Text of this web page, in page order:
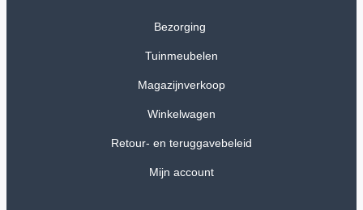
Bezorging
Tuinmeubelen
Magazijnverkoop
Winkelwagen
Retour- en teruggavebeleid
Mijn account